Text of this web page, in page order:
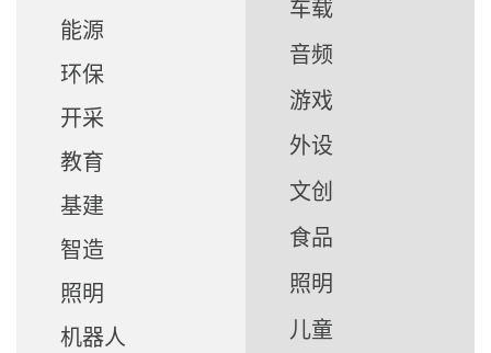
能源
环保
开采
教育
基建
智造
照明
机器人
车载
音频
游戏
外设
文创
食品
照明
儿童